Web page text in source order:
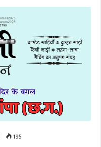
195